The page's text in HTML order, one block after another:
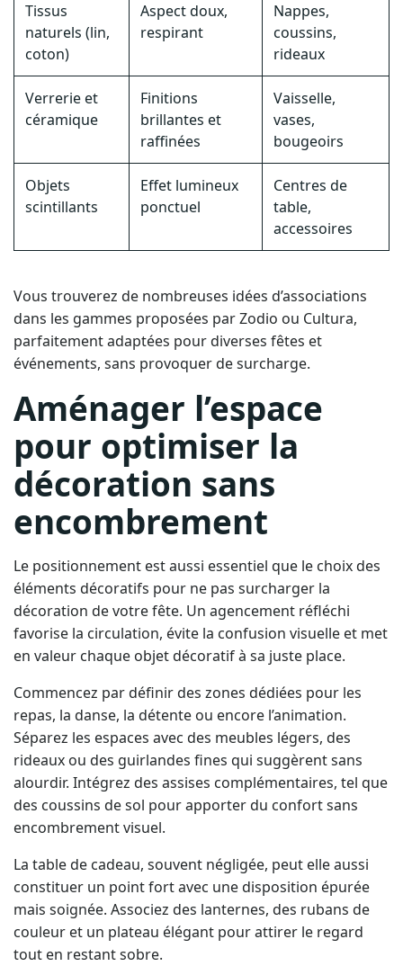
Tissus
naturels (lin,
coton)
Aspect doux,
respirant
Nappes,
coussins,
rideaux
Verrerie et
céramique
Finitions
brillantes et
raffinées
Vaisselle,
vases,
bougeoirs
Objets
scintillants
Effet lumineux
ponctuel
Centres de
table,
accessoires
Vous trouverez de nombreuses idées d’associations
dans les gammes proposées par Zodio ou Cultura,
parfaitement adaptées pour diverses fêtes et
événements, sans provoquer de surcharge.
Aménager l’espace
pour optimiser la
décoration sans
encombrement
Le positionnement est aussi essentiel que le choix des
éléments décoratifs pour ne pas surcharger la
décoration de votre fête. Un agencement réfléchi
favorise la circulation, évite la confusion visuelle et met
en valeur chaque objet décoratif à sa juste place.
Commencez par définir des zones dédiées pour les
repas, la danse, la détente ou encore l’animation.
Séparez les espaces avec des meubles légers, des
rideaux ou des guirlandes fines qui suggèrent sans
alourdir. Intégrez des assises complémentaires, tel que
des coussins de sol pour apporter du confort sans
encombrement visuel.
La table de cadeau, souvent négligée, peut elle aussi
constituer un point fort avec une disposition épurée
mais soignée. Associez des lanternes, des rubans de
couleur et un plateau élégant pour attirer le regard
tout en restant sobre.